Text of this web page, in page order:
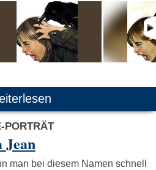
PORTRÄT
Jean
man bei diesem Namen schnell